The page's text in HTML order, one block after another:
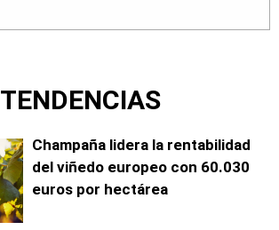
TENDENCIAS
Champaña lidera la rentabilidad
del viñedo europeo con 60.030
euros por hectárea